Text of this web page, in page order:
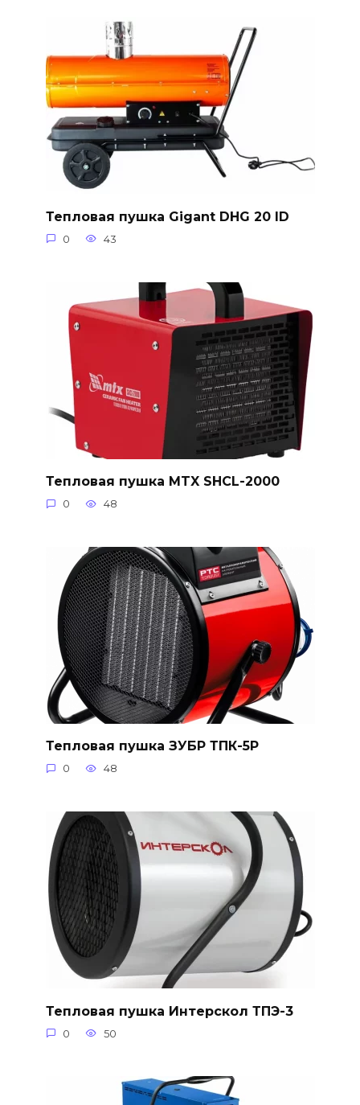
Тепловая пушка Gigant DHG 20 ID
0 43
Тепловая пушка MTX SHCL-2000
0 48
Тепловая пушка ЗУБР ТПК-5Р
0 48
Тепловая пушка Интерскол ТПЭ-3
0 50